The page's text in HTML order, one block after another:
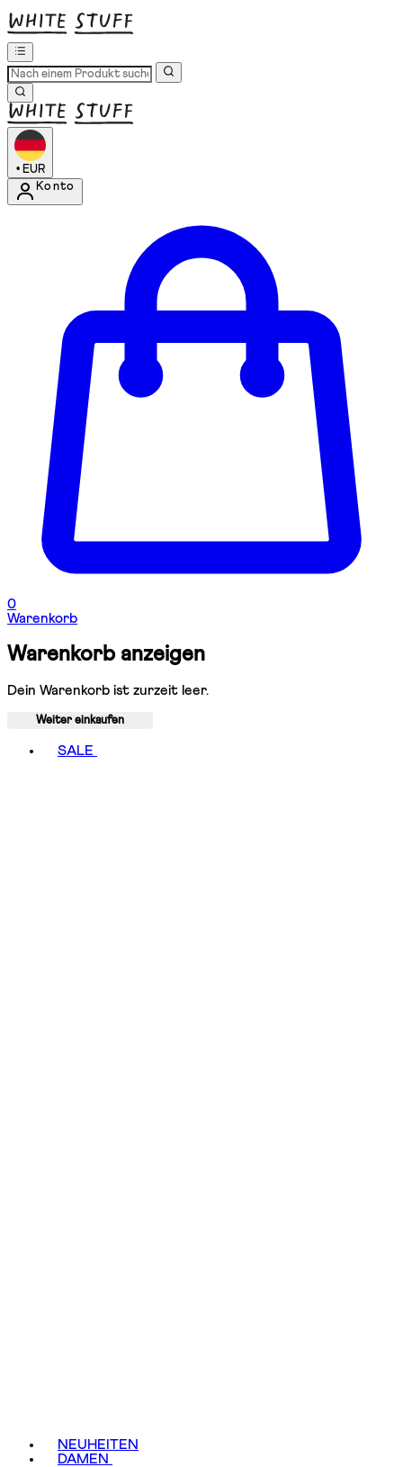
• EUR
Konto
0
Warenkorb
Warenkorb anzeigen
Dein Warenkorb ist zurzeit leer.
Weiter einkaufen
SALE
NEUHEITEN
DAMEN